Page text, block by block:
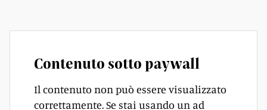
Contenuto sotto paywall
Il contenuto non può essere visualizzato
correttamente. Se stai usando un ad